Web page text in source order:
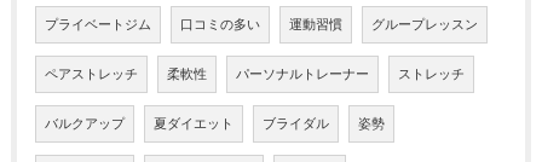
プライベートジム 口コミの多い 運動習慣 グループレッスン
ペアストレッチ 柔軟性 パーソナルトレーナー ストレッチ
バルクアップ 夏ダイエット ブライダル 姿勢